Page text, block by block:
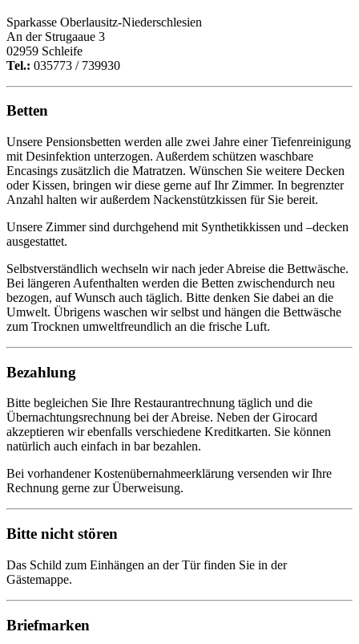
Sparkasse Oberlausitz-Niederschlesien
An der Strugaaue 3
02959 Schleife
Tel.: 035773 / 739930
Betten
Unsere Pensionsbetten werden alle zwei Jahre einer Tiefenreinigung
mit Desinfektion unterzogen. Außerdem schützen waschbare
Encasings zusätzlich die Matratzen. Wünschen Sie weitere Decken
oder Kissen, bringen wir diese gerne auf Ihr Zimmer. In begrenzter
Anzahl halten wir außerdem Nackenstützkissen für Sie bereit.
Unsere Zimmer sind durchgehend mit Synthetikkissen und –decken
ausgestattet.
Selbstverständlich wechseln wir nach jeder Abreise die Bettwäsche.
Bei längeren Aufenthalten werden die Betten zwischendurch neu
bezogen, auf Wunsch auch täglich. Bitte denken Sie dabei an die
Umwelt. Übrigens waschen wir selbst und hängen die Bettwäsche
zum Trocknen umweltfreundlich an die frische Luft.
Bezahlung
Bitte begleichen Sie Ihre Restaurantrechnung täglich und die
Übernachtungsrechnung bei der Abreise. Neben der Girocard
akzeptieren wir ebenfalls verschiedene Kreditkarten. Sie können
natürlich auch einfach in bar bezahlen.
Bei vorhandener Kostenübernahmeerklärung versenden wir Ihre
Rechnung gerne zur Überweisung.
Bitte nicht stören
Das Schild zum Einhängen an der Tür finden Sie in der
Gästemappe.
Briefmarken